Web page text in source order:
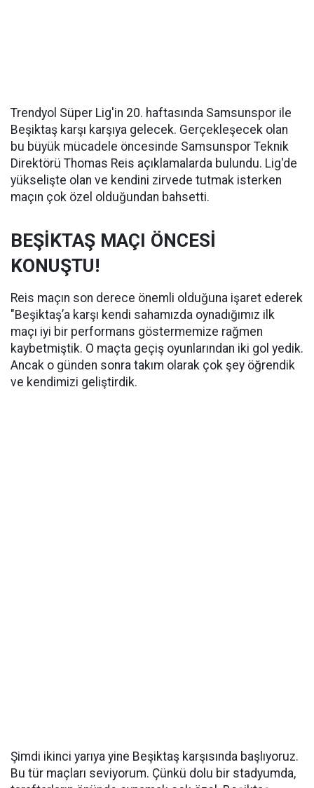
Trendyol Süper Lig'in 20. haftasında Samsunspor ile
Beşiktaş karşı karşıya gelecek. Gerçekleşecek olan
bu büyük mücadele öncesinde Samsunspor Teknik
Direktörü Thomas Reis açıklamalarda bulundu. Lig'de
yükselişte olan ve kendini zirvede tutmak isterken
maçın çok özel olduğundan bahsetti.
BEŞİKTAŞ MAÇI ÖNCESİ
KONUŞTU!
Reis maçın son derece önemli olduğuna işaret ederek
"Beşiktaş’a karşı kendi sahamızda oynadığımız ilk
maçı iyi bir performans göstermemize rağmen
kaybetmiştik. O maçta geçiş oyunlarından iki gol yedik.
Ancak o günden sonra takım olarak çok şey öğrendik
ve kendimizi geliştirdik.
Şimdi ikinci yarıya yine Beşiktaş karşısında başlıyoruz.
Bu tür maçları seviyorum. Çünkü dolu bir stadyumda,